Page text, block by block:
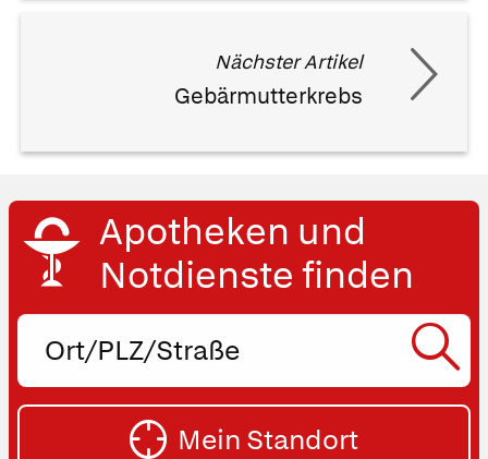
Nächster Artikel
Gebärmutterkrebs
Apotheken und
Notdienste finden
Ort,
oder
Straße
Mein Standort